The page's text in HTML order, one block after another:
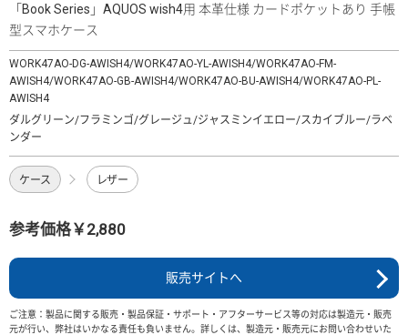
「Book Series」AQUOS wish4用 本革仕様 カードポケットあり 手帳
型スマホケース
WORK47AO-DG-AWISH4/WORK47AO-YL-AWISH4/WORK47AO-FM-
AWISH4/WORK47AO-GB-AWISH4/WORK47AO-BU-AWISH4/WORK47AO-PL-
AWISH4
ダルグリーン/フラミンゴ/グレージュ/ジャスミンイエロー/スカイブルー/ラベ
ンダー
ケース レザー
参考価格￥2,880
販売サイトへ
ご注意：製品に関する販売・製品保証・サポート・アフターサービス等の対応は製造元・販売
元が行い、弊社はいかなる責任も負いません。詳しくは、製造元・販売元にお問い合わせいた